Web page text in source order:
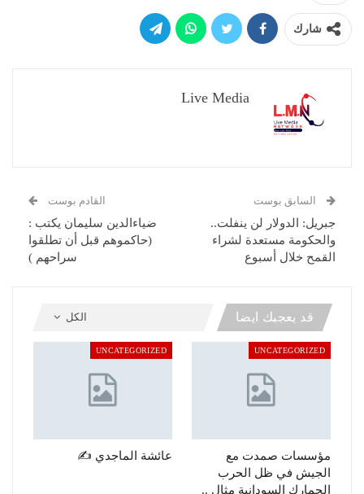
شارك
Live Media
السابق بوست
جبريل: الدولار لن ينفلت..
والحكومة مستعدة لشراء
القمح خلال أسبوع
القادم بوست
ضياءالدين سليمان يكتب :
(حاكموهم قبل أن تطلقوا
سراحهم )
الكل قد يعجبك ايضا
UNCATEGORIZED
مؤسسات صمدت مع
الجيش في ظل الحرب
الجمارك السودانية مثال ..
UNCATEGORIZED
عائشة الماجدي ✍️